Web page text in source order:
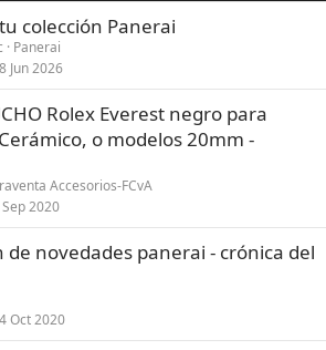
colección Panerai
Panerai
Jun 2026
Rolex Everest negro para
o modelos 20mm -
Accesorios-FCvA
2020
de novedades panerai - crónica del
Oct 2020